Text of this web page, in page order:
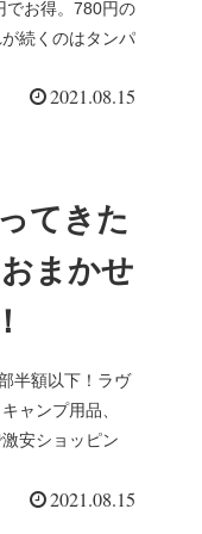
でお得。780円の
続くのはタンパ
2021.08.15
てきた
まかせ
半額以下！ラヴ
ャンプ用品、
安ショッピン
2021.08.15